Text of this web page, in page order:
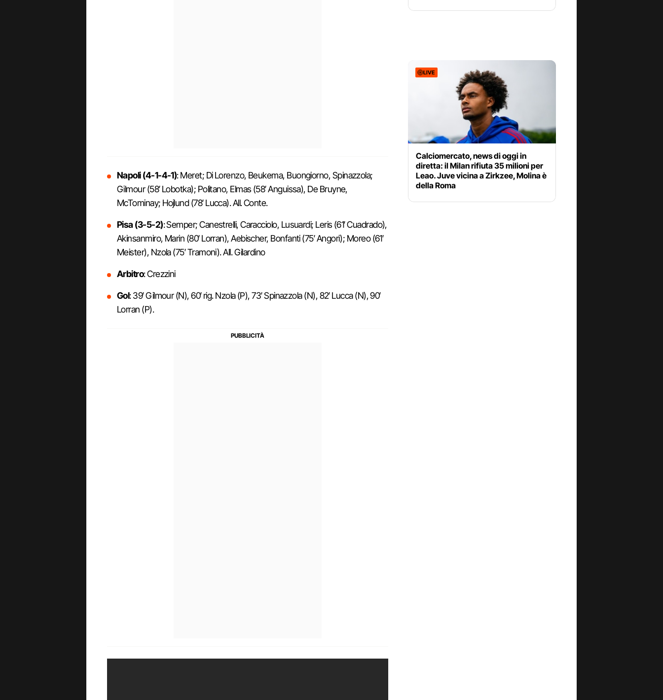
Napoli (4-1-4-1): Meret; Di Lorenzo, Beukema, Buongiorno, Spinazzola;
Gilmour (58′ Lobotka); Politano, Elmas (58′ Anguissa), De Bruyne,
McTominay; Hojlund (78′ Lucca). All. Conte.
Pisa (3-5-2): Semper; Canestrelli, Caracciolo, Lusuardi; Leris (61′ Cuadrado),
Akinsanmiro, Marin (80′ Lorran), Aebischer, Bonfanti (75′ Angori); Moreo (61′
Meister), Nzola (75′ Tramoni). All. Gilardino
Arbitro: Crezzini
Gol: 39′ Gilmour (N), 60′ rig. Nzola (P), 73′ Spinazzola (N), 82′ Lucca (N), 90′
Lorran (P).
LIVE
Calciomercato, news di oggi in
diretta: il Milan rifiuta 35 milioni per
Leao. Juve vicina a Zirkzee, Molina è
della Roma